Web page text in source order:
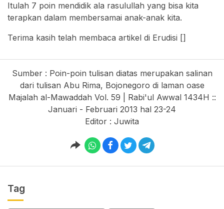
Itulah 7 poin mendidik ala rasulullah yang bisa kita
terapkan dalam membersamai anak-anak kita.
Terima kasih telah membaca artikel di Erudisi []
Sumber : Poin-poin tulisan diatas merupakan salinan
dari tulisan Abu Rima, Bojonegoro di laman oase
Majalah al-Mawaddah Vol. 59 | Rabi'ul Awwal 1434H ::
Januari - Februari 2013 hal 23-24
Editor : Juwita
Tag